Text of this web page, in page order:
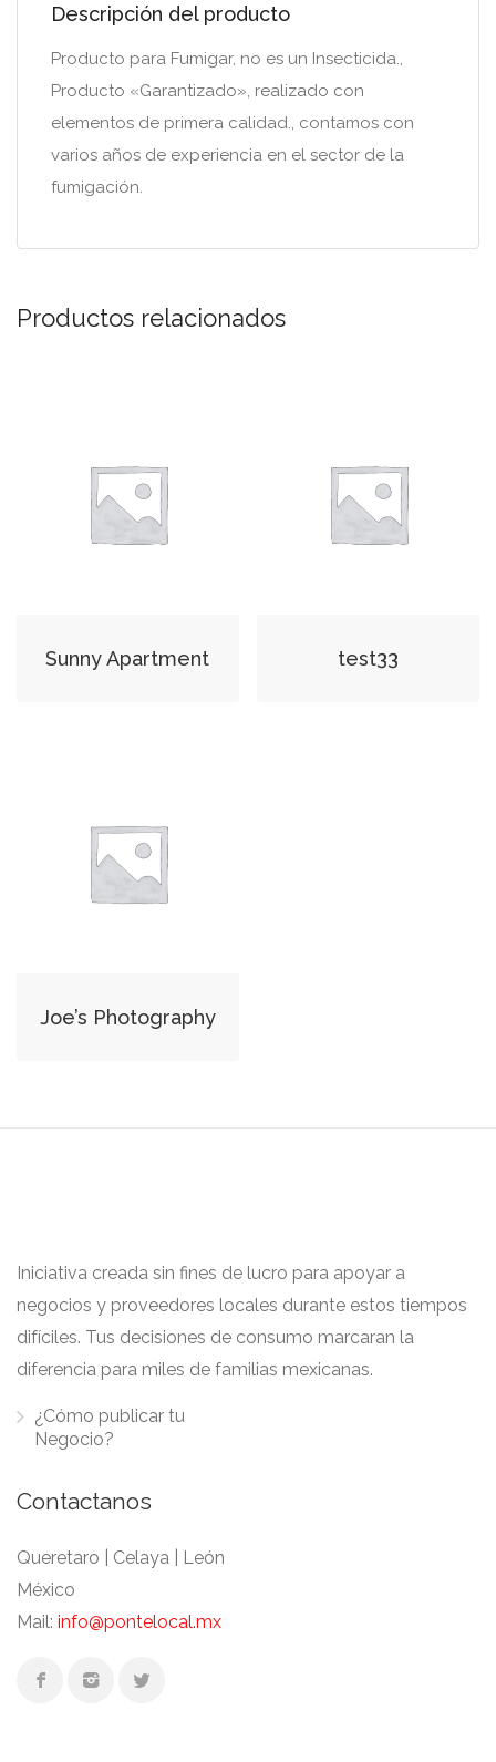
Descripción del producto
Producto para Fumigar, no es un Insecticida.,
Producto «Garantizado», realizado con
elementos de primera calidad., contamos con
varios años de experiencia en el sector de la
fumigación.
Productos relacionados
Sunny Apartment test33
Joe’s Photography
Iniciativa creada sin fines de lucro para apoyar a
negocios y proveedores locales durante estos tiempos
difíciles. Tus decisiones de consumo marcaran la
diferencia para miles de familias mexicanas.
¿Cómo publicar tu
Negocio?
Contactanos
Queretaro | Celaya | León
México
Mail: info@pontelocal.mx